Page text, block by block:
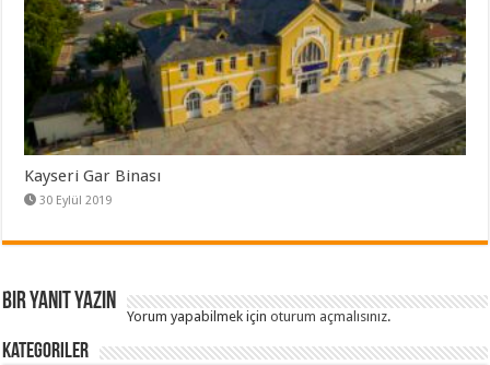
Kayseri Gar Binası
30 Eylül 2019
Bir yanıt yazın
Yorum yapabilmek içinoturum açmalısınız.
Kategoriler